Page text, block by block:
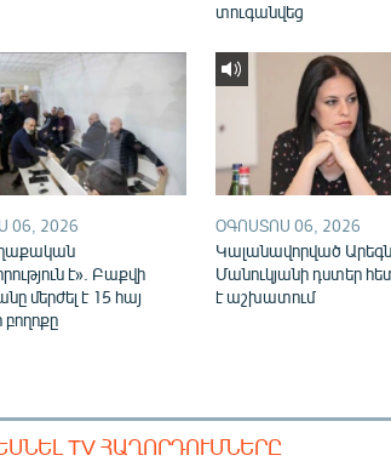
տուգանվեց
06, 2026
է». Բաքվի
մերժել է 15 հայ
բողոքը
ՕԳՈՍՏՈՍ 06, 2026
Կալանավորված
Մանուկյանի դստեր
է աշխատում
TV ՀԱՂՈՐԴՈՒՄՆԵՐԸ